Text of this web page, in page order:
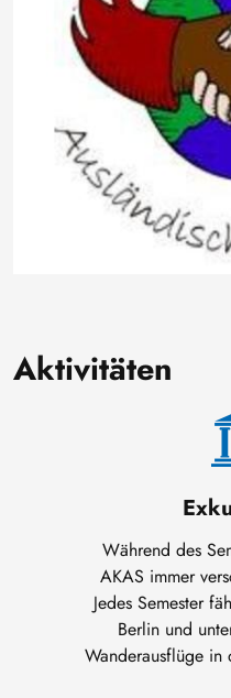
Aktivitäten
Während des
AKAS immer
Jedes Semester
Berlin und
Wanderausflüge in